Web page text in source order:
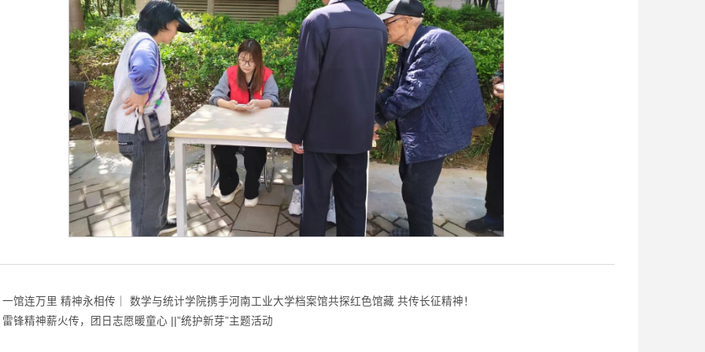
一馆连万里 精神永相传｜ 数学与统计学院携手河南工业大学档案馆共探红色馆藏 共传长征精神！
锋精神薪火传，团日志愿暖童心 ||”统护新芽”主题活动